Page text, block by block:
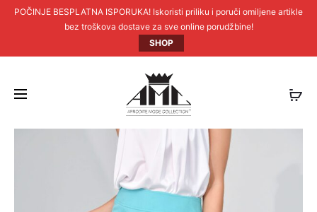
POČINJE BESPLATNA ISPORUKA! Iskoristi priliku i poruči omiljene artikle
bez troškova dostave za sve online porudžbine!
SHOP